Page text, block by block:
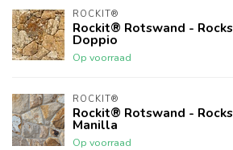
ROCKIT®
Rockit® Rotswand - Rocks
Doppio
Op voorraad
ROCKIT®
Rockit® Rotswand - Rocks
Manilla
Op voorraad